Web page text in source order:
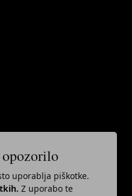
uporablja piškotke.
Z uporabo te